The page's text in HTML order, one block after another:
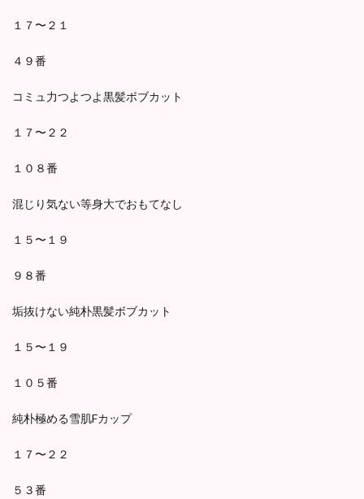
１７〜２１
４９番
コミュ力つよつよ黒髪ボブカット
１７〜２２
１０８番
混じり気ない等身大でおもてなし
１５〜１９
９８番
垢抜けない純朴黒髪ボブカット
１５〜１９
１０５番
純朴極める雪肌Fカップ
１７〜２２
５３番